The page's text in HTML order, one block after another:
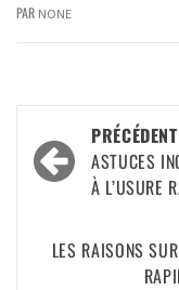
PAR NONE
PRÉCÉDENT
ASTUCES
À L’USURE
LES RAISONS